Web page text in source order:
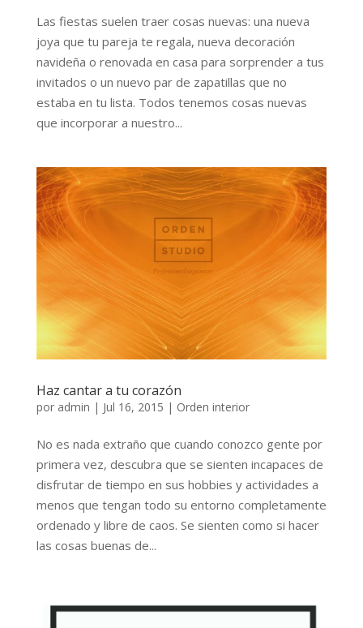
Las fiestas suelen traer cosas nuevas: una nueva
joya que tu pareja te regala, nueva decoración
navideña o renovada en casa para sorprender a tus
invitados o un nuevo par de zapatillas que no
estaba en tu lista. Todos tenemos cosas nuevas
que incorporar a nuestro...
Haz cantar a tu corazón
por admin | Jul 16, 2015 | Orden interior
No es nada extraño que cuando conozco gente por
primera vez, descubra que se sienten incapaces de
disfrutar de tiempo en sus hobbies y actividades a
menos que tengan todo su entorno completamente
ordenado y libre de caos. Se sienten como si hacer
las cosas buenas de...